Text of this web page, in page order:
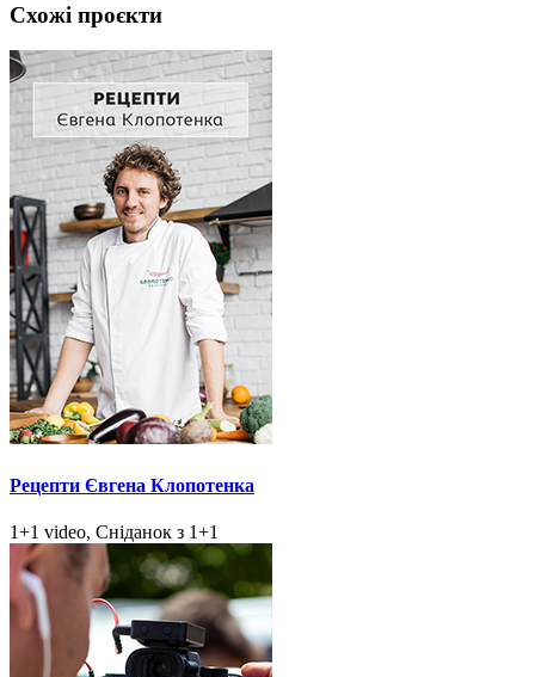
Схожі проєкти
Рецепти Євгена Клопотенка
1+1 video, Сніданок з 1+1